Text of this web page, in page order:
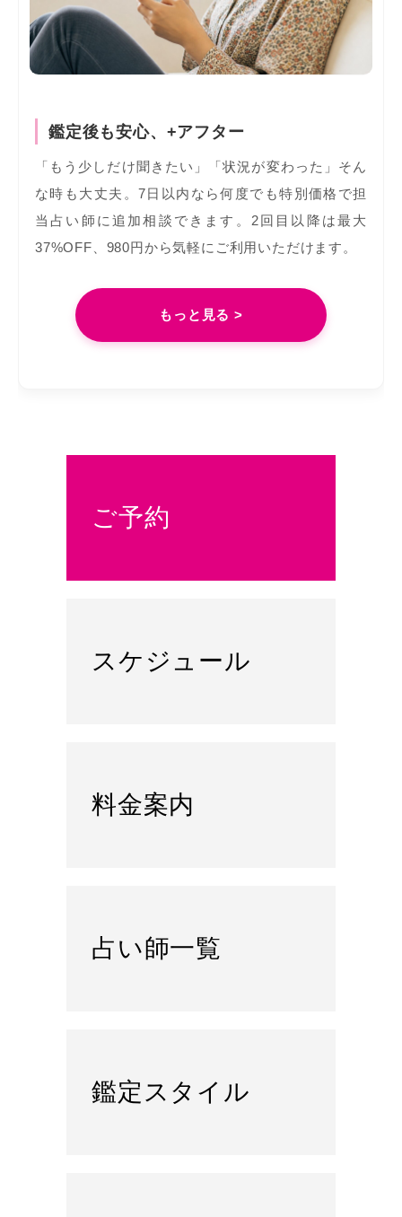
鑑定後も安心、+アフター
「もう少しだけ聞きたい」「状況が変わった」そん
な時も大丈夫。7日以内なら何度でも特別価格で担
当占い師に追加相談できます。2回目以降は最大
37%OFF、980円から気軽にご利用いただけます。
もっと見る >
ご予約
スケジュール
料金案内
占い師一覧
鑑定スタイル